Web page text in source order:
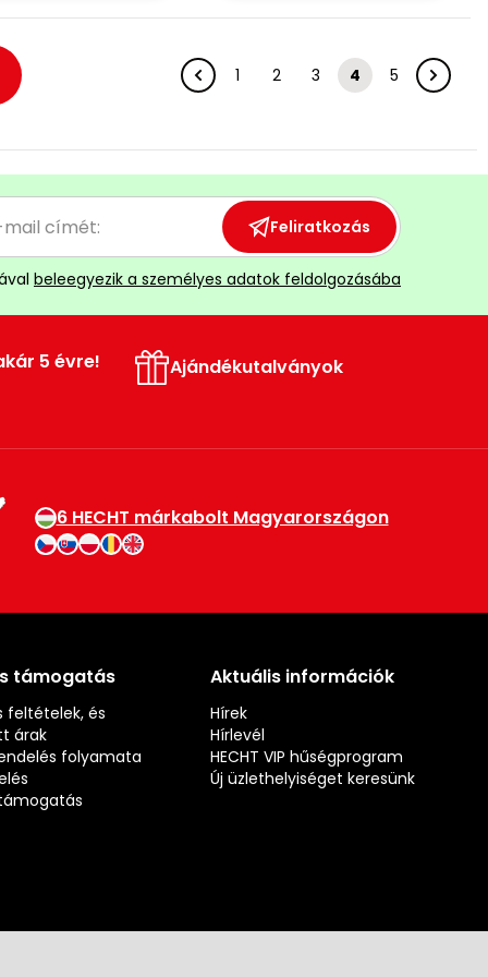
1 2 3 4 5
Feliratkozás
beleegyezik a személyes adatok feldolgozásába
5 évre! Ajándékutalványok
6 HECHT márkabolt Magyarországon
támogatás
feltételek, és
árak
folyamata
Aktuális információk
Hírek
Hírlevél
HECHT VIP hűségprogram
Új üzlethelyiséget keresünk